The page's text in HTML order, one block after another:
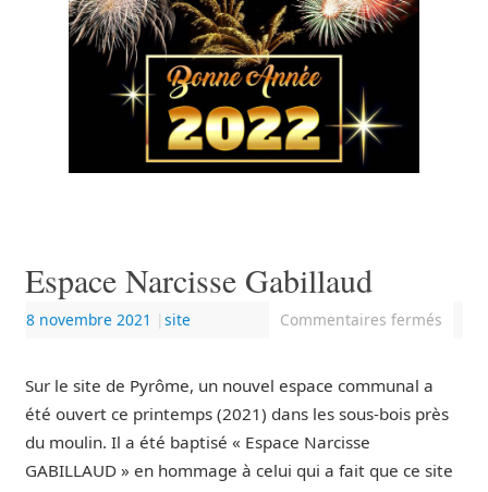
Espace Narcisse Gabillaud
8 novembre 2021 | site Commentaires fermés
Sur le site de Pyrôme, un nouvel espace communal a
été ouvert ce printemps (2021) dans les sous-bois près
du moulin. Il a été baptisé « Espace Narcisse
GABILLAUD » en hommage à celui qui a fait que ce site